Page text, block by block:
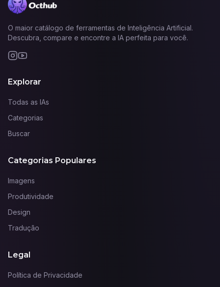
O maior catálogo de ferramentas de Inteligência Artificial.
Descubra, compare e encontre a IA perfeita para você.
Explorar
Todas as IAs
Categorias
Buscar
Categorias Populares
Imagens
Produtividade
Design
Tradução
Legal
Política de Privacidade